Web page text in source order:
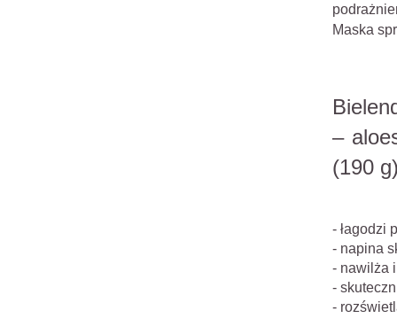
Maska
–
(190
- łagodzi
- napina
- nawilża
-
-